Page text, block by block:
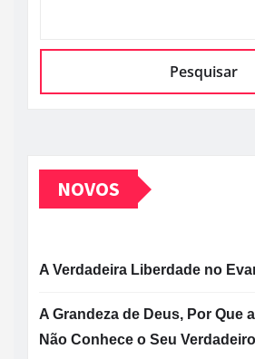
Pesquisar
NOVOS
A Verdadeira Liberdade no
A Grandeza de Deus, Por Que
Não Conhece o Seu